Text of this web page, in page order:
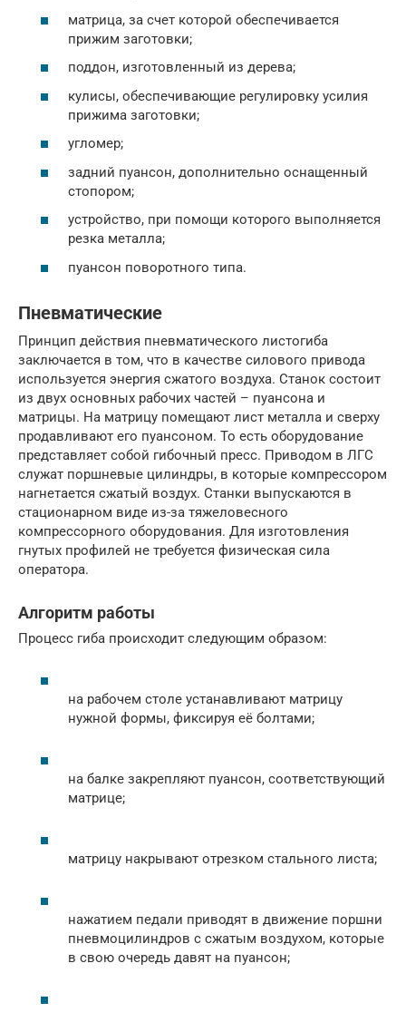
матрица, за счет которой обеспечивается
прижим заготовки;
поддон, изготовленный из дерева;
кулисы, обеспечивающие регулировку усилия
прижима заготовки;
угломер;
задний пуансон, дополнительно оснащенный
стопором;
устройство, при помощи которого выполняется
резка металла;
пуансон поворотного типа.
Пневматические
Принцип действия пневматического листогиба
заключается в том, что в качестве силового привода
используется энергия сжатого воздуха. Станок состоит
из двух основных рабочих частей – пуансона и
матрицы. На матрицу помещают лист металла и сверху
продавливают его пуансоном. То есть оборудование
представляет собой гибочный пресс. Приводом в ЛГС
служат поршневые цилиндры, в которые компрессором
нагнетается сжатый воздух. Станки выпускаются в
стационарном виде из-за тяжеловесного
компрессорного оборудования. Для изготовления
гнутых профилей не требуется физическая сила
оператора.
Алгоритм работы
Процесс гиба происходит следующим образом:
на рабочем столе устанавливают матрицу
нужной формы, фиксируя её болтами;
на балке закрепляют пуансон, соответствующий
матрице;
матрицу накрывают отрезком стального листа;
нажатием педали приводят в движение поршни
пневмоцилиндров с сжатым воздухом, которые
в свою очередь давят на пуансон;